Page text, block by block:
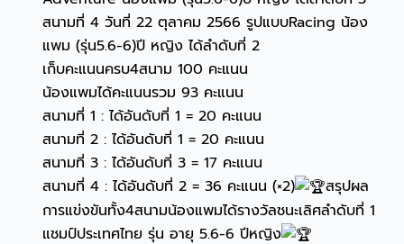
สนามที่ 4 วันที่ 22 ตุลาคม 2566 รูปแบบRacing น้อง
แพม (รุ่น5.6-6)ปี หญิง ได้ลำดับที่ 2
เก็บคะแนนครบ4สนาม 100 คะแนน
น้องแพมได้คะแนนรวม 93 คะแนน
สนามที่ 1 : ได้อันดับที่ 1 = 20 คะแนน
สนามที่ 2 : ได้อันดับที่ 1 = 20 คะแนน
สนามที่ 3 : ได้อันดับที่ 3 = 17 คะแนน
สนามที่ 4 : ได้อันดับที่ 2 = 36 คะแนน (×2)
สรุปผล
การแข่งขันทั้ง4สนามน้องแพมได้รางวัลชนะเลิศลำดับที่ 1
แชมป์ประเทศไทย รุ่น อายุ 5.6-6 ปีหญิง